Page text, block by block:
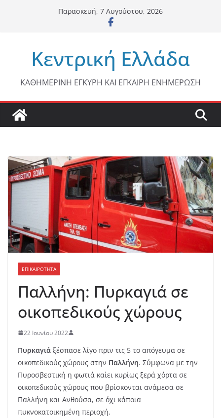
Παρασκευή, 7 Αυγούστου, 2026
Κεντρική Ελλάδα
ΚΑΘΗΜΕΡΙΝΗ ΕΓΚΥΡΗ ΚΑΙ ΕΓΚΑΙΡΗ ΕΝΗΜΕΡΩΣΗ
ΕΠΙΚΑΙΡΟΤΗΤΑ
Παλλήνη: Πυρκαγιά σε
οικοπεδικούς χώρους
22 Ιουνίου 2022
Πυρκαγιά ξέσπασε λίγο πριν τις 5 το απόγευμα σε
οικοπεδικούς χώρους στην Παλλήνη. Σύμφωνα με την
Πυροσβεστική η φωτιά καίει κυρίως ξερά χόρτα σε
οικοπεδικούς χώρους που βρίσκονται ανάμεσα σε
Παλλήνη και Ανθούσα, σε όχι κάποια
πυκνοκατοικημένη περιοχή.